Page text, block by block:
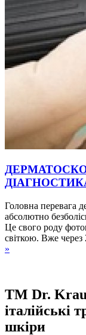
Головна перевага
абсолютно
Це свого роду
світкою. Вже через
»
ТМ Dr. Kraut:
італійські
шкіри